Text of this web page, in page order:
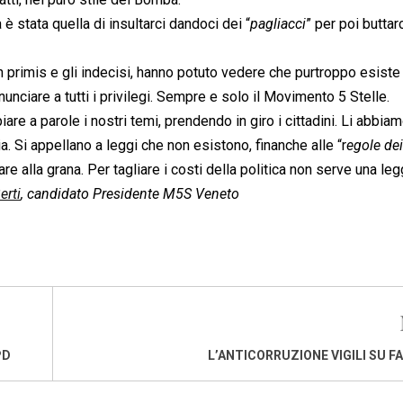
stata quella di insultarci dandoci dei “pagliacci” per poi
e gli indecisi, hanno potuto vedere che purtroppo esiste
a tutti i privilegi. Sempre e solo il Movimento 5 Stelle.
a parole i nostri temi, prendendo in giro i cittadini. Li
Si appellano a leggi che non esistono, finanche alle “regole
alla grana. Per tagliare i costi della politica non serve una
, candidato Presidente M5S Veneto
L’ANTICORRUZIONE VIGILI SU